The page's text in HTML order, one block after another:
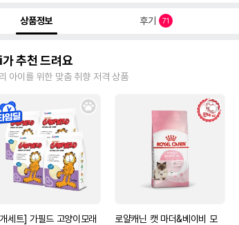
상품정보 후기 71
추천 드려요
아이를 위한 맞춤 취향 저격 상품
세트] 가필드 고양이모래
로얄캐닌 캣 마더&베이비 모